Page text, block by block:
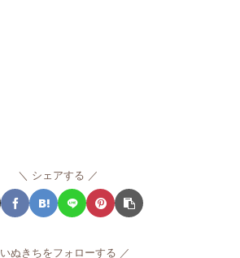
シェアする
いぬきちをフォローする